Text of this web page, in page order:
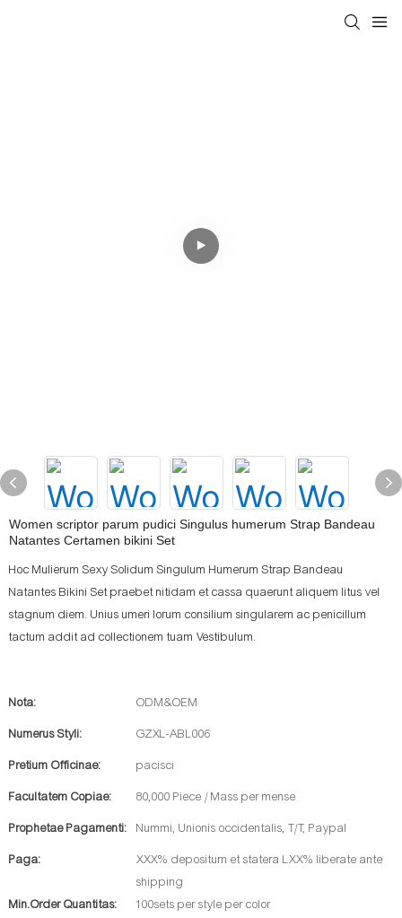
Women scriptor parum pudici Singulus humerum Strap Bandeau
Natantes Certamen bikini Set
Hoc Mulierum Sexy Solidum Singulum Humerum Strap Bandeau
Natantes Bikini Set praebet nitidam et cassa quaerunt aliquem litus vel
stagnum diem. Unius umeri lorum consilium singularem ac penicillum
tactum addit ad collectionem tuam Vestibulum.
Nota: ODM&OEM
Numerus Styli: GZXL-ABL006
Pretium Officinae: pacisci
Facultatem Copiae: 80,000 Piece / Mass per mense
Prophetae Pagamenti: Nummi, Unionis occidentalis, T/T, Paypal
Paga:
XXX% depositum et statera LXX% liberate ante
shipping
Min.Order Quantitas:
100sets per style per color